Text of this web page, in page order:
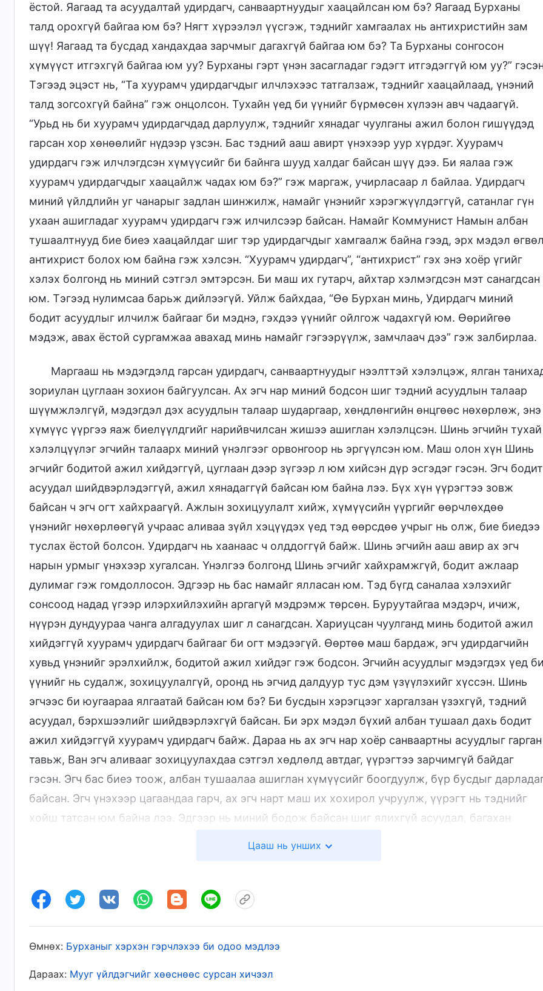
ёстой. Яагаад та асуудалтай удирдагч, санваартнуудыг хаацайлсан юм бэ? Яагаад Бурханы
талд орохгүй байгаа юм бэ? Нягт хүрээлэл үүсгэж, тэднийг хамгаалах нь антихристийн зам
шүү! Яагаад та бусдад хандахдаа зарчмыг дагахгүй байгаа юм бэ? Та Бурханы сонгосон
хүмүүст итгэхгүй байгаа юм уу? Бурханы гэрт үнэн засагладаг гэдэгт итгэдэггүй юм уу?”
Тэгээд эцэст нь, “Та хуурамч удирдагчдыг илчлэхээс татгалзаж, тэднийг хаацайлаад, үнэний
талд зогсохгүй байна” гэж онцолсон. Тухайн үед би үүнийг бүрмөсөн хүлээн авч чадаагүй.
“Урьд нь би хуурамч удирдагчдад дарлуулж, тэднийг хянадаг чуулганы ажил болон гишүүдэд
гарсан хор хөнөөлийг нүдээр үзсэн. Бас тэдний ааш авирт үнэхээр уур хүрдэг. Хуурамч
удирдагч гэж илчлэгдсэн хүмүүсийг би байнга шууд халдаг байсан шүү дээ. Би яалаа гэж
хуурамч удирдагчдыг хаацайлж чадах юм бэ?” гэж маргаж, учирласаар л байлаа. Удирдагч
миний үйлдлийн уг чанарыг задлан шинжилж, намайг үнэнийг хэрэгжүүлдэггүй, сатанлаг гүн
ухаан ашигладаг хуурамч удирдагч гэж илчилсээр байсан. Намайг Коммунист Намын албан
тушаалтнууд бие биеэ хаацайлдаг шиг тэр удирдагчдыг хамгаалж байна гээд, эрх мэдэл
антихрист болох юм байна гэж хэлсэн. “Хуурамч удирдагч”, “антихрист” гэх энэ хоёр үгийг
хэлэх болгонд нь миний сэтгэл эмтэрсэн. Би маш их гутарч, айхтар хэлмэгдсэн мэт санагдсан
юм. Тэгээд нулимсаа барьж дийлээгүй. Уйлж байхдаа, “Өө Бурхан минь, Удирдагч миний
бодит асуудлыг илчилж байгааг би мэднэ, гэхдээ үүнийг ойлгож чадахгүй юм. Өөрийгөө
мэдэж, авах ёстой сургамжаа авахад минь намайг гэгээрүүлж, замчлаач дээ” гэж залбирлаа.
Маргааш нь мэдэгдэлд гарсан удирдагч, санваартнуудыг нээлттэй хэлэлцэж, ялган
зориулан цуглаан зохион байгуулсан. Ах эгч нар миний бодсон шиг тэдний асуудлын талаар
шүүмжлэлгүй, мэдэгдэл дэх асуудлын талаар шударгаар, хөндлөнгийн өнцгөөс нөхөрлөж, энэ
хүмүүс үүргээ яаж биелүүлдгийг нарийвчилсан жишээ ашиглан хэлэлцсэн. Шинь эгчийн тухай
хэлэлцүүлэг эгчийн талаарх миний үнэлгээг орвонгоор нь эргүүлсэн юм. Маш олон хүн Шинь
эгчийг бодитой ажил хийдэггүй, цуглаан дээр зүгээр л юм хийсэн дүр эсгэдэг гэсэн. Эгч бодит
асуудал шийдвэрлэдэггүй, ажил хянадаггүй байсан юм байна лээ. Бүх хүн үүрэгтээ зовж
байсан ч эгч огт хайхраагүй. Ажлын зохицуулалт хийж, хүмүүсийн үүргийг өөрчлөхдөө
үнэнийг нөхөрлөөгүй учраас аливаа зүйл хэцүүдэх үед тэд өөрсдөө учрыг нь олж, бие биедээ
туслах ёстой болсон. Удирдагч нь хаанаас ч олддоггүй байж. Шинь эгчийн ааш авир ах эгч
нарын урмыг үнэхээр хугалсан. Үнэлгээ болгонд Шинь эгчийг хайхрамжгүй, бодит ажлаар
дулимаг гэж гомдоллосон. Эдгээр нь бас намайг ялласан юм. Тэд бүгд саналаа хэлэхийг
сонсоод надад үгээр илэрхийлэхийн аргагүй мэдрэмж төрсөн. Буруутайгаа мэдэрч, ичиж,
нүүрэн дундуураа чанга алгадуулах шиг л санагдсан. Хариуцсан чуулганд минь бодитой ажил
хийдэггүй хуурамч удирдагч байгааг би огт мэдээгүй. Өөртөө маш бардаж, эгч удирдагчийн
хувьд үнэнийг эрэлхийлж, бодитой ажил хийдэг гэж бодсон. Эгчийн асуудлыг мэдэгдэх үед
үүнийг нь судалж, зохицуулалгүй, оронд нь эгчид далдуур тус дэм үзүүлэхийг хүссэн. Шинь
эгчээс би юугаараа ялгаатай байсан юм бэ? Би бусдын хэрэгцээг харгалзан үзэхгүй, тэдний
асуудал, бэрхшээлийг шийдвэрлэхгүй байсан. Би эрх мэдэл бүхий албан тушаал дахь бодит
ажил хийдэггүй хуурамч удирдагч байж. Дараа нь ах эгч нар хоёр санваартны асуудлыг гарган
тавьж, Ван эгч аливааг зохицуулахдаа сэтгэл хөдлөлд автдаг, үүрэгтээ зарчимгүй байдаг
гэсэн. Эгч бас биеэ тоож, албан тушаалаа ашиглан хүмүүсийг боогдуулж, бүр бусдыг
байсан. Эгч үнэхээр цагаандаа гарч, ах эгч нарт маш их хохирол учруулж, үүрэгт нь тэднийг
хойш татсан юм байна лээ. Эдгээр нь миний бодож байсан шиг ялихгүй асуудал, багахан
асуудалтай байсан, гэтэл би огт мэдээгүй. Би үүрэгтээ юу хийж байв аа? Энэ нь удирдагч
Дараа нь Бурханы үгийн нэг хэсгийг уншсан.
Цааш нь унших
Өмнөх: Бурханыг хэрхэн гэрчлэхээ би одоо мэдлээ
Дараах: Мууг үйлдэгчийг хөөснөөс сурсан хичээл